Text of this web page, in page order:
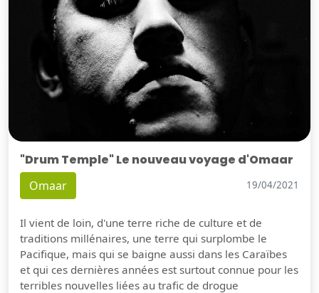
"Drum Temple" Le nouveau voyage d'Omaar
Omaar 19/04/2021
Il vient de loin, d'une terre riche de culture et de
traditions millénaires, une terre qui surplombe le
Pacifique, mais qui se baigne aussi dans les Caraïbes
et qui ces dernières années est surtout connue pour les
terribles nouvelles liées au trafic de drogue